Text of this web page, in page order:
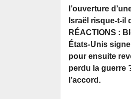
l’ouverture
Israël risque-t-il
RÉACTIONS :
États-Unis
pour ensuite
perdu la guerre
l’accord.